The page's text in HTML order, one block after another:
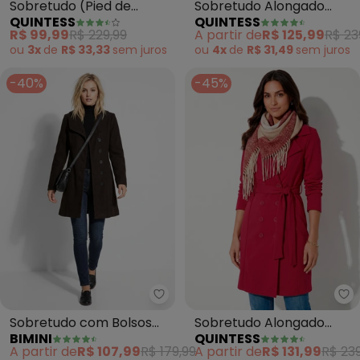
Sobretudo (Pied de
Poule) em Malha
Jacquard Peluci
QUINTESS
R$ 99,99R$ 229,99
ou 3x de R$ 33,33 sem juros
Sobretudo Alongado
(Verde) com Faixa e
Botões
QUINTESS
A partir deR$ 125,99R$
ou 4x de R$ 31,49 sem juros
-40%
Bimini - Sobretudo com Bolsos
Sobretudo com Bolsos
Soft (Preto)
BIMINI
A partir deR$ 107,99R$ 179,99
-45%
Sobretudo Alongado
(Pink) com Faixa e
QUINTESS
A partir deR$ 131,99R$